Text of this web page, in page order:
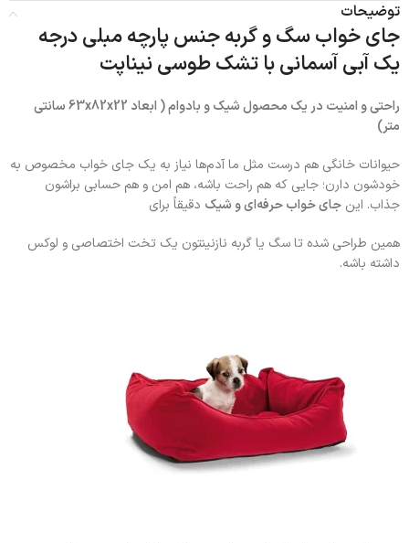
توضیحات
جای خواب سگ و گربه جنس پارچه مبلی درجه
یک آبی آسمانی با تشک طوسی نیناپت
راحتی و امنیت در یک محصول شیک و بادوام ( ابعاد 63x82x22 سانتی
متر)
حیوانات خانگی هم درست مثل ما آدم‌ها نیاز به یک جای خواب مخصوص به
خودشون دارن؛ جایی که هم راحت باشه، هم امن و هم حسابی براشون
جذاب. این جای خواب حرفه‌ای و شیک دقیقاً برای
همین طراحی شده تا سگ یا گربه‌ نازنینتون یک تخت اختصاصی و لوکس
داشته باشه.